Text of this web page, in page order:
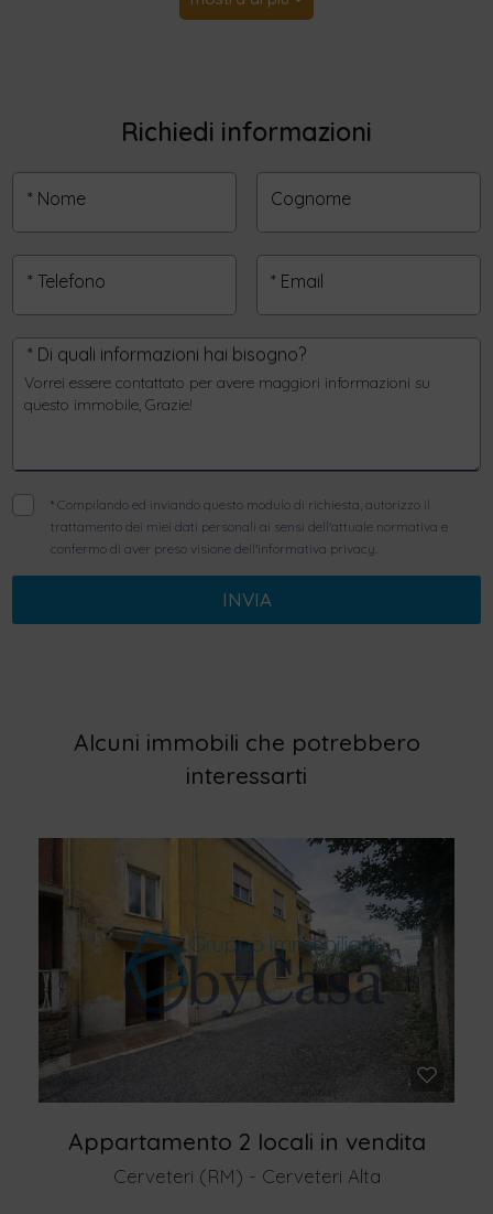
Richiedi informazioni
* Nome Cognome
* Telefono * Email
* Di quali informazioni hai bisogno?
*Compilando ed inviando questo modulo di richiesta, autorizzo il
trattamento dei miei dati personali ai sensi dell'attuale normativa e
confermo di aver preso visione dell'informativa privacy.
INVIA
Alcuni immobili che potrebbero
interessarti
Appartamento 2 locali in vendita
Cerveteri (RM) - Cerveteri Alta